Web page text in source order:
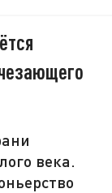
века.